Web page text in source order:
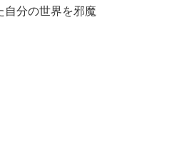
自分の世界を邪魔